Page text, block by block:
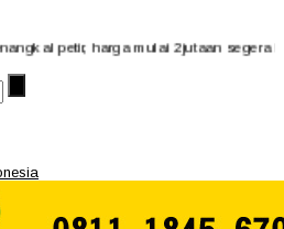
petir, harga mulai 2jutaan segera